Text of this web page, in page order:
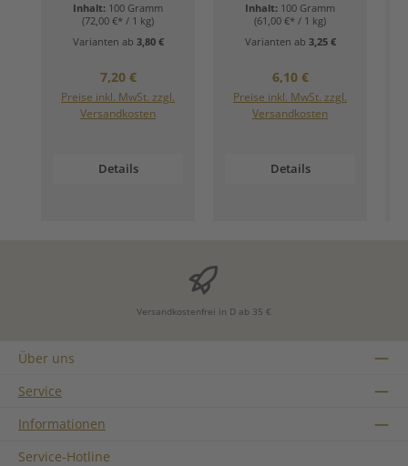
Inhalt: 100 Gramm
(72,00 €* / 1 kg)
Varianten ab 3,80 €
Regulärer Preis:
7,20 €
Preise inkl. MwSt. zzgl.
Versandkosten
Details
Inhalt: 100 Gramm
(61,00 €* / 1 kg)
Varianten ab 3,25 €
Regulärer Preis:
6,10 €
Preise inkl. MwSt. zzgl.
Versandkosten
Details
Versandkostenfrei in D ab 35 €
Über uns
Service
Informationen
Service-Hotline